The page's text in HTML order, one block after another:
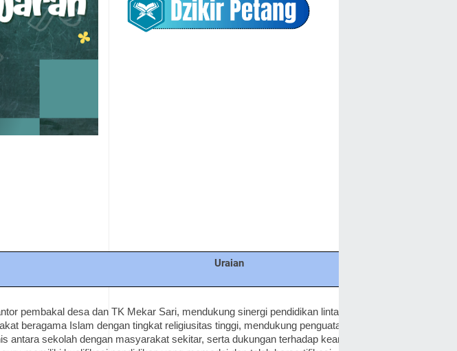
Uraian
pembakal desa dan TK Mekar Sari, mendukung sinergi pendidikan lintas jenjang.
beragama Islam dengan tingkat religiusitas tinggi, mendukung penguatan nilai-nilai keagamaan
antara sekolah dengan masyarakat sekitar, serta dukungan terhadap keamanan dan kegiatan